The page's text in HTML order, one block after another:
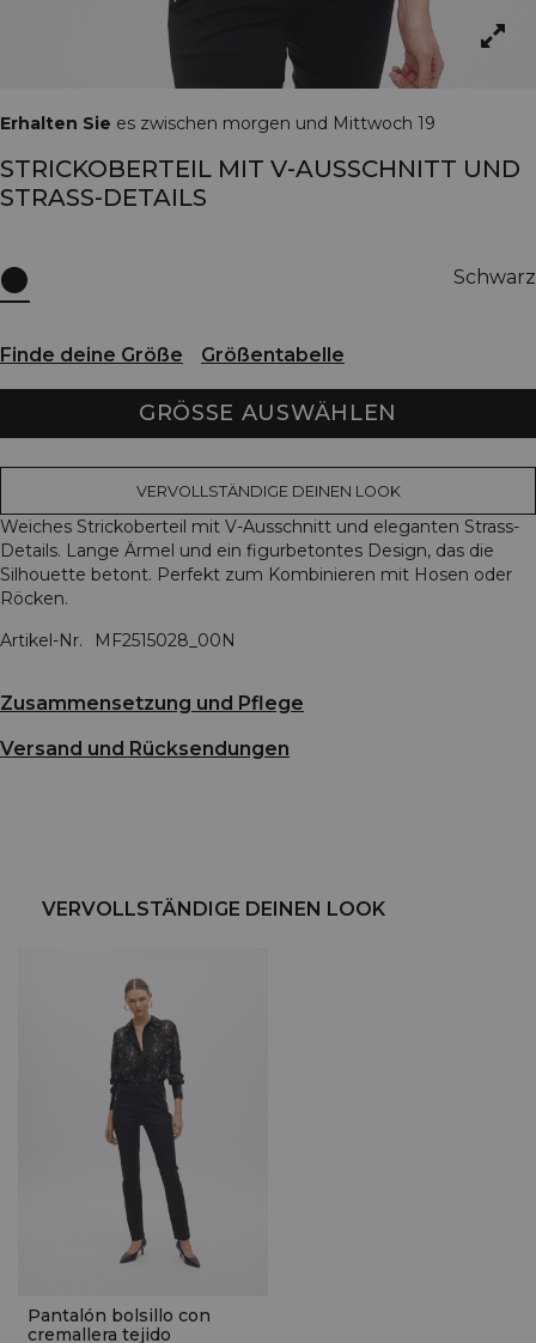
Erhalten Sie es zwischen morgen und Mittwoch 19
STRICKOBERTEIL MIT V-AUSSCHNITT UND
STRASS-DETAILS
Schwarz
Finde deine Größe Größentabelle
GRÖSSE AUSWÄHLEN
VERVOLLSTÄNDIGE DEINEN LOOK
Weiches Strickoberteil mit V-Ausschnitt und eleganten Strass-
Details. Lange Ärmel und ein figurbetontes Design, das die
Silhouette betont. Perfekt zum Kombinieren mit Hosen oder
Röcken.
Artikel-Nr.
MF2515028_00N
Zusammensetzung und Pflege
Versand und Rücksendungen
VERVOLLSTÄNDIGE DEINEN LOOK
Pantalón bolsillo con
cremallera tejido